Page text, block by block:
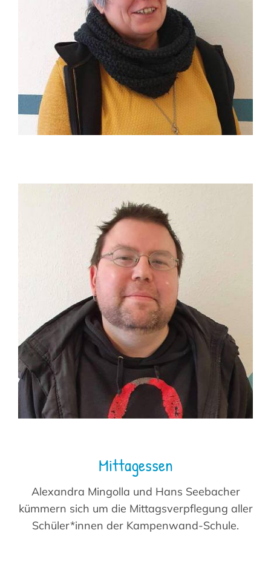
Mittagessen
Alexandra Mingolla und Hans Seebacher
kümmern sich um die Mittagsverpflegung aller
Schüler*innen der Kampenwand-Schule.